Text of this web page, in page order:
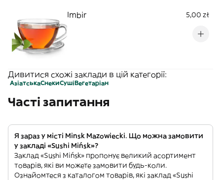
Imbir 5,00 zł
Дивитися схожі заклади в цій категорії:
АзіатськаСнекиСушіВегетаріан
Часті запитання
Я зараз у місті Minsk Mazowiecki. Що можна замовити
у закладі «Sushi Mińsk»?
Заклад «Sushi Mińsk» пропонує великий асортимент
товарів, які ви можете замовити будь-коли.
Ознайомтеся з каталогом товарів, які заклад «Sushi